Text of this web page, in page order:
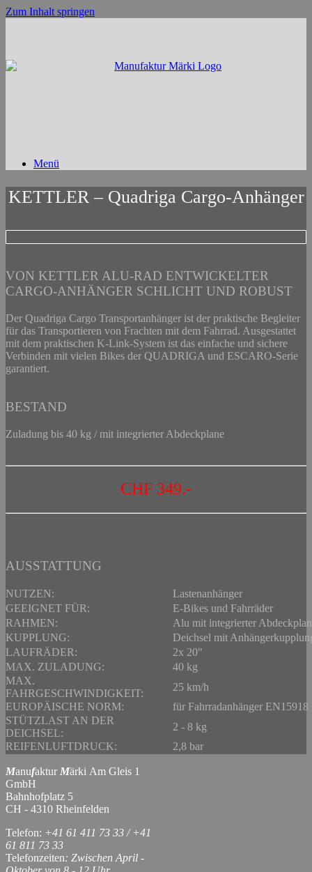
Zum Inhalt springen
Menü
KETTLER – Quadriga Cargo-Anhänger
VON KETTLER ALU-RAD ENTWICKELTER
CARGO-ANHÄNGER SCHLICHT UND ROBUST
Der Quadriga Cargo Transportanhänger ist der praktische Begleiter
für das Transportieren von Frachten mit dem Fahrrad. Ausgestattet
mit dem praktischen K-Link-System ist das einfache und sichere
Verbinden mit vielen Bikes der QUADRIGA und ESCARO-Serie
garantiert.
BESTAND
Zuladung bis 40 kg / mit integrierter Abdeckplane
CHF 349.-
AUSSTATTUNG
NUTZEN:
Lastenanhänger
GEEIGNET FÜR:
E-Bikes und Fahrräder
RAHMEN:
Alu mit integrierter
KUPPLUNG:
Deichsel mit
LAUFRÄDER:
2x 20"
MAX. ZULADUNG:
40 kg
MAX.
FAHRGESCHWINDIGKEIT:
25 km/h
EUROPÄISCHE NORM:
für Fahrradanhänger EN15918
STÜTZLAST AN DER
DEICHSEL:
2 - 8 kg
REIFENLUFTDRUCK:
2,8 bar
Manufaktur Märki Am Gleis 1
GmbH
Bahnhofplatz 5
CH - 4310 Rheinfelden
Telefon: +41 61 411 73 33 / +41
61 811 73 33
Telefonzeiten: Zwischen April -